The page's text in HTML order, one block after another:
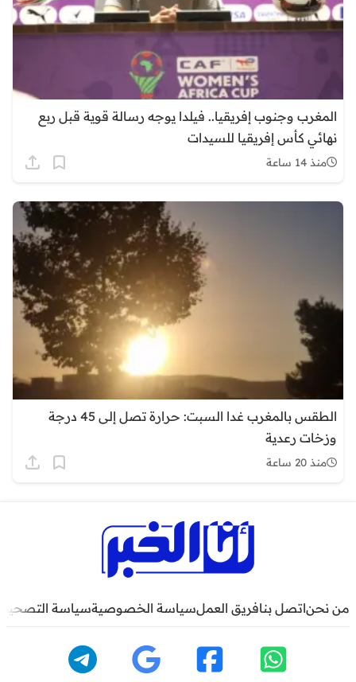
المغرب وجنوب إفريقيا.. فيلدا يوجه رسالة قوية قبل ربع
نهائي كأس إفريقيا للسيدات
منذ 14 ساعة
الطقس بالمغرب غدا السبت: حرارة تصل إلى 45 درجة
وزخات رعدية
منذ 20 ساعة
من نحناتصل بنافريق العملسياسة الخصوصيةسياسة التصحيح